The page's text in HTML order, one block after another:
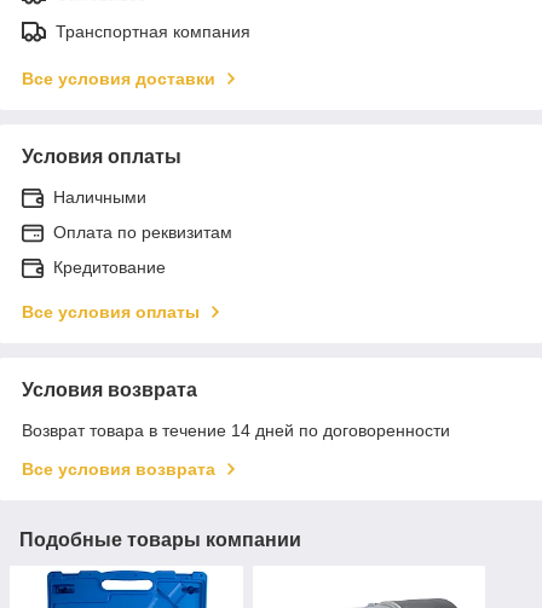
Транспортная компания
Все условия доставки
Условия оплаты
Наличными
Оплата по реквизитам
Кредитование
Все условия оплаты
Условия возврата
Возврат товара в течение 14 дней по договоренности
Все условия возврата
Подобные товары компании